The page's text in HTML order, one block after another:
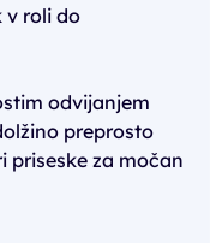
v roli do
odvijanjem
preprosto
priseske za močan